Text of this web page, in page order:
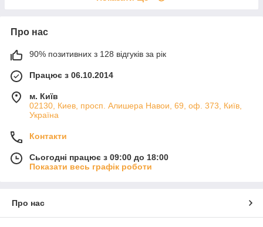
Про нас
90% позитивних з 128 відгуків за рік
Працює з 06.10.2014
м. Київ
02130, Киев, просп. Алишера Навои, 69, оф. 373, Київ,
Україна
Контакти
Сьогодні працює з 09:00 до 18:00
Показати весь графік роботи
Про нас